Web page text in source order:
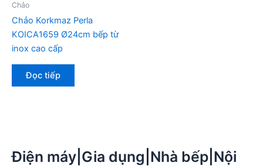
Chảo
Chảo Korkmaz Perla
KOICA1659 Ø24cm bếp từ
inox cao cấp
Đọc tiếp
Điện máy|Gia dụng|Nhà bếp|Nội